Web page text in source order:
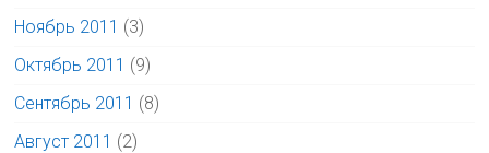
Ноябрь 2011 (3)
Октябрь 2011 (9)
Сентябрь 2011 (8)
Август 2011 (2)